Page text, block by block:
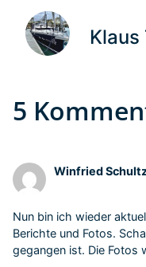
5
Winfried
Nun bin ich wieder
Berichte und Fotos.
gegangen ist. Die Fotos